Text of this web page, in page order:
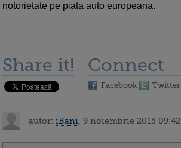
notorietate pe piata auto europeana.
Share it! Connect
Facebook Twitter
autor: iBani , 9 noiembrie 2015 09:42